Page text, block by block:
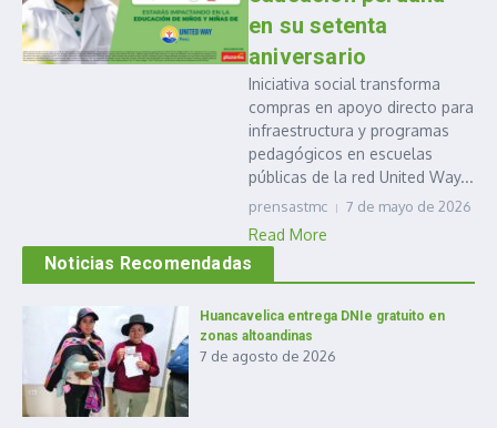
en su setenta
aniversario
Iniciativa social transforma
compras en apoyo directo para
infraestructura y programas
pedagógicos en escuelas
públicas de la red United Way...
prensastmc 7 de mayo de 2026
Read More
Noticias Recomendadas
Huancavelica entrega DNIe gratuito en
zonas altoandinas
7 de agosto de 2026